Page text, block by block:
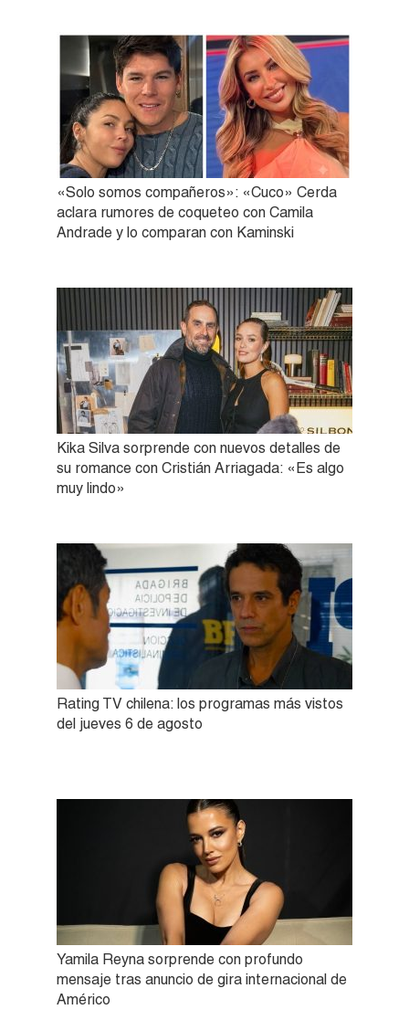
«Solo somos compañeros»: «Cuco» Cerda
aclara rumores de coqueteo con Camila
Andrade y lo comparan con Kaminski
Kika Silva sorprende con nuevos detalles de
su romance con Cristián Arriagada: «Es algo
muy lindo»
Rating TV chilena: los programas más vistos
del jueves 6 de agosto
Yamila Reyna sorprende con profundo
mensaje tras anuncio de gira internacional de
Américo